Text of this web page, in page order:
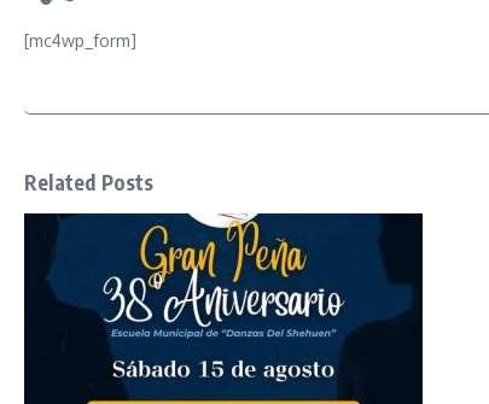
[mc4wp_form]
Related Posts